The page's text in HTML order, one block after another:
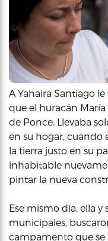
A Yahaira Santiago
que el huracán María
de Ponce. Llevaba
en su hogar, cuando
la tierra justo en su
inhabitable
pintar la nueva
Ese mismo día, ella y
municipales,
campamento que se